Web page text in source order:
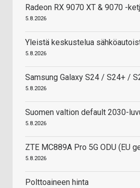
Radeon RX 9070 XT & 9070 -
5.8.2026
Yleistä keskustelua
5.8.2026
Samsung Galaxy S24 / S24+ /
5.8.2026
Suomen valtion default 2030-
5.8.2026
ZTE MC889A Pro 5G ODU (EU
5.8.2026
Polttoaineen hinta